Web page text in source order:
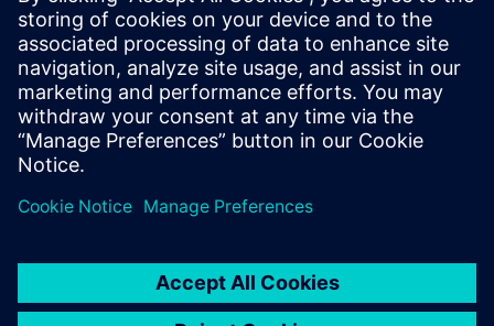
implementirao je ciljne razine zaliha definirane s EyeOn
Stock, u kombinaciji s aktivnim S&OE procesom. U roku od
6 mjeseci to je dovelo do smanjenja ukupnih zaliha od 8% i
dodatnih ušteda od 20 tisuća eura na troškovima vanjskog
skladištenja.